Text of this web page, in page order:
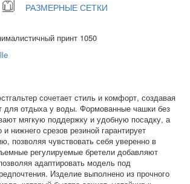
РАЗМЕРНЫЕ СЕТКИ
принт 1050
сочетает стиль и комфорт, создавая
для отдыха у воды. Формованные чашки без
мягкую поддержку и удобную посадку, а
и нижнего срезов резиной гарантирует
позволяя чувствовать себя уверенно в
регулируемые бретели добавляют
адаптировать модель под
Изделие выполнено из прочного